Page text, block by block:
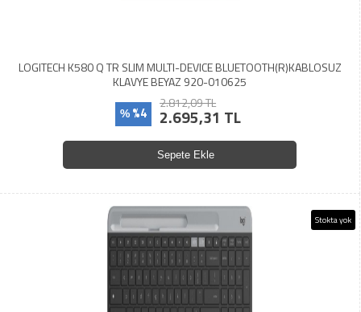
LOGITECH K580 Q TR SLIM MULTI-DEVICE BLUETOOTH(R)KABLOSUZ
KLAVYE BEYAZ 920-010625
% %4
2.812,09 TL
2.695,31 TL
Sepete Ekle
Stokta yok